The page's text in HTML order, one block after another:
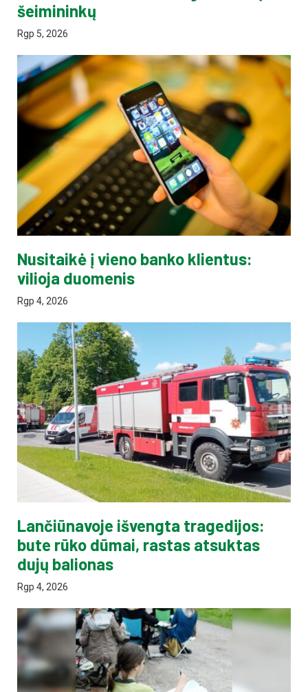
šeimininkų
Rgp 5, 2026
Nusitaikė į vieno banko klientus:
vilioja duomenis
Rgp 4, 2026
Lančiūnavoje išvengta tragedijos:
bute rūko dūmai, rastas atsuktas
dujų balionas
Rgp 4, 2026